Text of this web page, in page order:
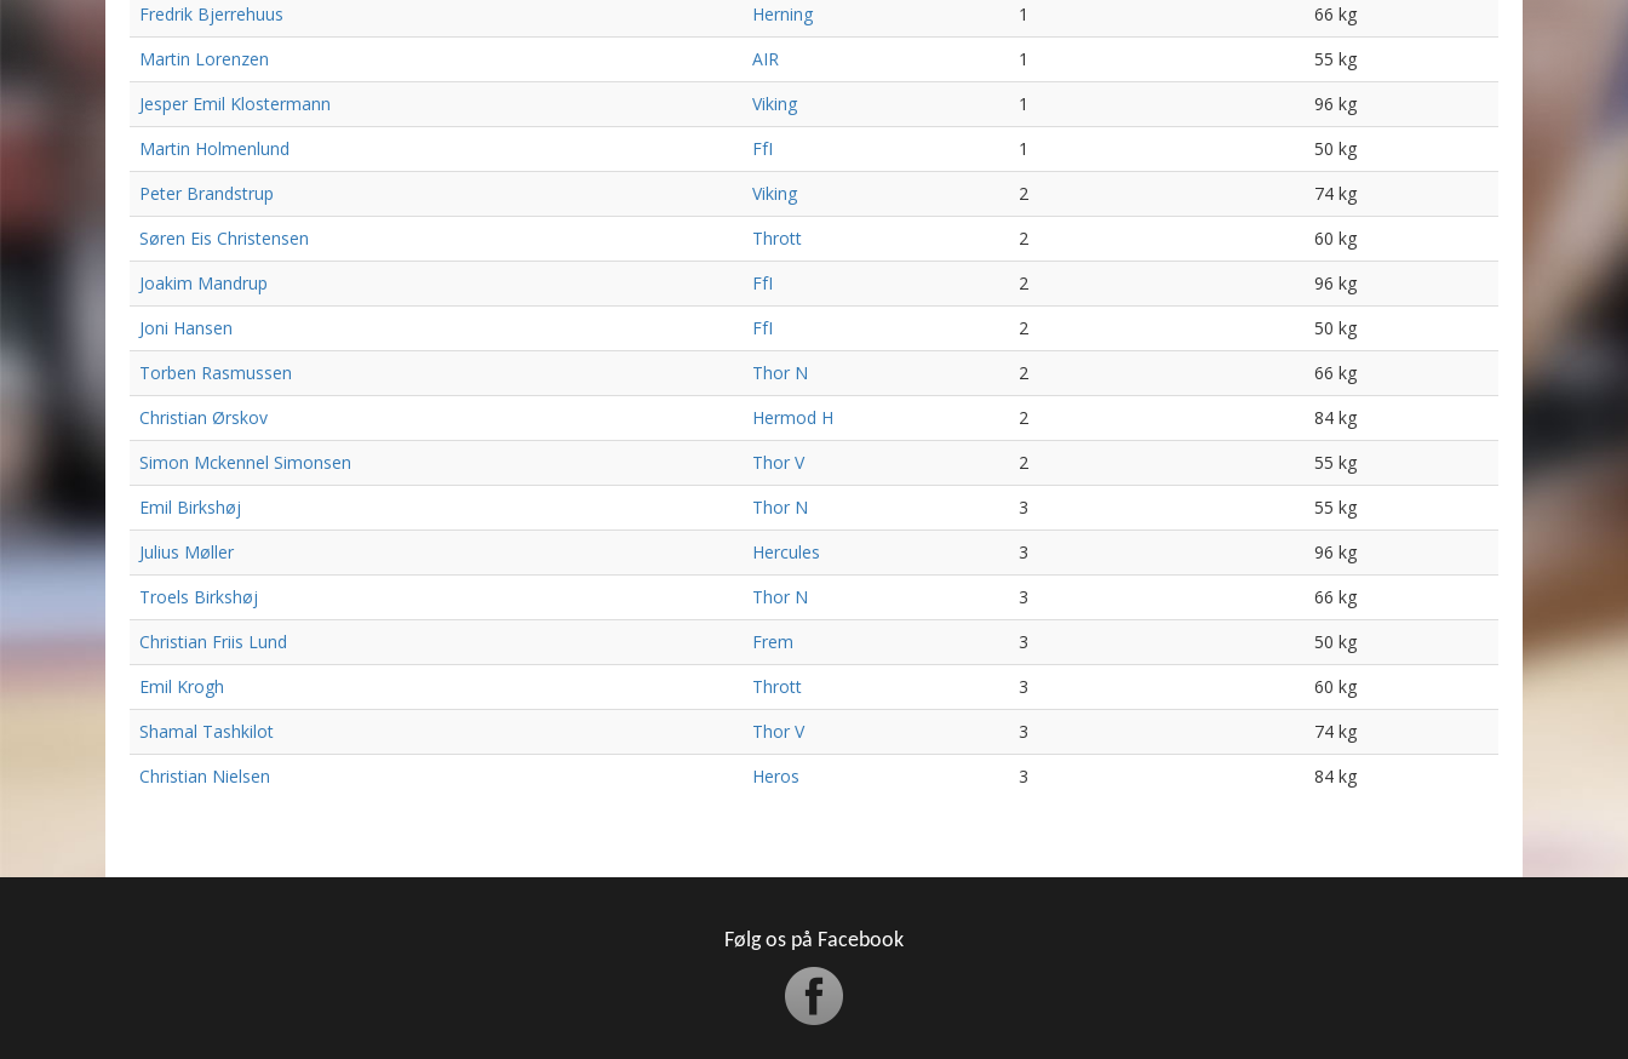
Fredrik Bjerrehuus
Herning 1
66 kg
Martin Lorenzen
AIR 1
55 kg
Jesper Emil Klostermann
Viking 1
96 kg
Martin Holmenlund
FfI 1
50 kg
Peter Brandstrup
Viking 2
74 kg
Søren Eis Christensen
Thrott 2
60 kg
Joakim Mandrup
FfI 2
96 kg
Joni Hansen
FfI 2
50 kg
Torben Rasmussen
Thor N 2
66 kg
Christian Ørskov
Hermod H 2
84 kg
Simon Mckennel Simonsen
Thor V 2
55 kg
Emil Birkshøj
Thor N 3
55 kg
Julius Møller
Hercules 3
96 kg
Troels Birkshøj
Thor N 3
66 kg
Christian Friis Lund
Frem 3
50 kg
Emil Krogh
Thrott 3
60 kg
Shamal Tashkilot
Thor V 3
74 kg
Christian Nielsen
Heros 3 84 kg
Følg os på Facebook